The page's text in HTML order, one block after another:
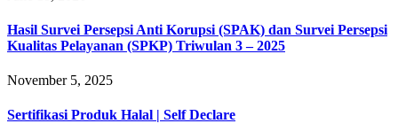
Hasil Survei Persepsi Anti Korupsi (SPAK) dan Survei Persepsi
Kualitas Pelayanan (SPKP) Triwulan 3 – 2025
November 5, 2025
Sertifikasi Produk Halal | Self Declare